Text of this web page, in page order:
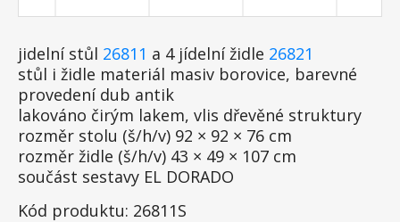
jidelní stůl 26811 a 4 jídelní židle 26821
stůl i židle materiál masiv borovice, barevné
provedení dub antik
lakováno čirým lakem, vlis dřevěné struktury
rozměr stolu (š/h/v) 92 × 92 × 76 cm
rozměr židle (š/h/v) 43 × 49 × 107 cm
součást sestavy EL DORADO
Kód produktu: 26811S